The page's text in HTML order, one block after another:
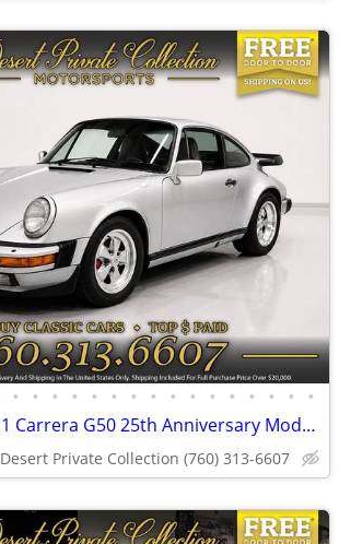
• • • • • • • • • • • • • • • •
1989 Porsche 911 Carrera G50 25th Anniversary Model Coupe at an EXCE
Desert Private Collection (760) 313-6607